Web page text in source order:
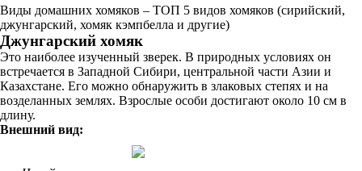
Виды домашних хомяков – ТОП 5 видов хомяков (сирийский,
джунгарский, хомяк кэмпбелла и другие)
Джунгарский хомяк
Это наиболее изученный зверек. В природных условиях он
встречается в Западной Сибири, центральной части Азии и
Казахстане. Его можно обнаружить в злаковых степях и на
возделанных землях. Взрослые особи достигают около 10 см в
длину.
Внешний вид: